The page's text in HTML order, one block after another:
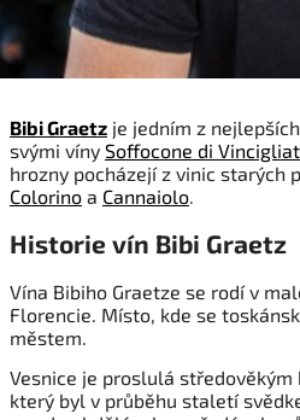
Bibi Graetz je jedním z
svými víny Soffocone di
hrozny pocházejí z vinic starých
Colorino a Cannaiolo.
Historie vín Bibi Graetz
Vína Bibiho Graetze se rodí v
Florencie. Místo, kde se
městem.
Vesnice je proslulá středověkým
který byl v průběhu staletí